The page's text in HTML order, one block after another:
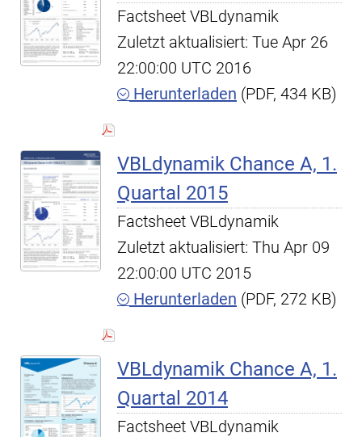
Factsheet VBLdynamik
Zuletzt aktualisiert: Tue Apr 26
22:00:00 UTC 2016
Herunterladen (PDF, 434 KB)
VBLdynamik Chance A, 1.
Quartal 2015
Factsheet VBLdynamik
Zuletzt aktualisiert: Thu Apr 09
22:00:00 UTC 2015
Herunterladen (PDF, 272 KB)
VBLdynamik Chance A, 1.
Quartal 2014
Factsheet VBLdynamik